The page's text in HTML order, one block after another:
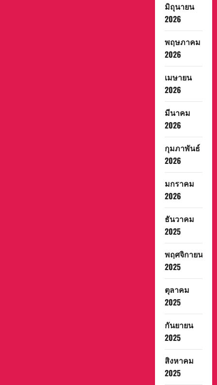
มิถุนายน
2026
พฤษภาคม
2026
เมษายน
2026
มีนาคม
2026
กุมภาพันธ์
2026
มกราคม
2026
ธันวาคม
2025
พฤศจิกายน
2025
ตุลาคม
2025
กันยายน
2025
สิงหาคม
2025